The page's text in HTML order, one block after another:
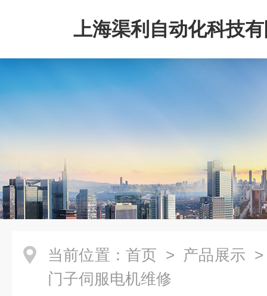
上海渠利自动化科技
当前位置： 首页 > 产品展示
门子伺服电机维修